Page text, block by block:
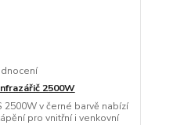
2500W
2500W v černé barvě nabízí
pro vnitřní i venkovní